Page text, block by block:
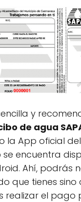
y
de agua
la App oficial del
se encuentra
Ahí, podrás
que tienes sino
realizar el pago